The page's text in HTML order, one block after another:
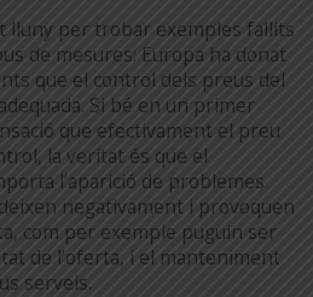
lluny per trobar exemples fallits
de mesures: Europa ha donat
que el control dels preus del
Si bé en un primer
que efectivament el preu
la veritat és que el
l’aparició de problemes
negativament i provoquen
com per exemple puguin ser
de l’oferta, i el manteniment
serveis.